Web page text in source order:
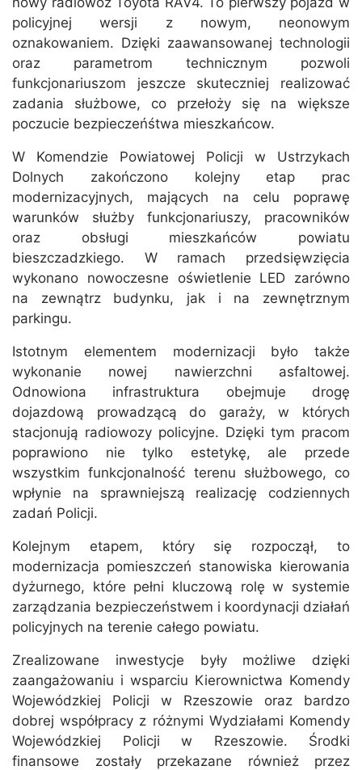
policyjnej wersji z nowym, neonowym
oznakowaniem. Dzięki zaawansowanej technologii
oraz parametrom technicznym pozwoli
funkcjonariuszom jeszcze skuteczniej realizować
zadania służbowe, co przełoży się na większe
poczucie bezpieczeńśtwa mieszkańcow.
W Komendzie Powiatowej Policji w Ustrzykach
Dolnych zakończono kolejny etap prac
modernizacyjnych, mających na celu poprawę
warunków służby funkcjonariuszy, pracowników
oraz obsługi mieszkańców powiatu
bieszczadzkiego. W ramach przedsięwzięcia
wykonano nowoczesne oświetlenie LED zarówno
na zewnątrz budynku, jak i na zewnętrznym
parkingu.
Istotnym elementem modernizacji było także
wykonanie nowej nawierzchni asfaltowej.
Odnowiona infrastruktura obejmuje drogę
dojazdową prowadzącą do garaży, w których
stacjonują radiowozy policyjne. Dzięki tym pracom
poprawiono nie tylko estetykę, ale przede
wszystkim funkcjonalność terenu służbowego, co
wpłynie na sprawniejszą realizację codziennych
zadań Policji.
Kolejnym etapem, który się rozpoczął, to
modernizacja pomieszczeń stanowiska kierowania
dyżurnego, które pełni kluczową rolę w systemie
zarządzania bezpieczeństwem i koordynacji działań
policyjnych na terenie całego powiatu.
Zrealizowane inwestycje były możliwe dzięki
zaangażowaniu i wsparciu Kierownictwa Komendy
Wojewódzkiej Policji w Rzeszowie oraz bardzo
dobrej współpracy z różnymi Wydziałami Komendy
Wojewódzkiej Policji w Rzeszowie. Środki
finansowe zostały przekazane również przez